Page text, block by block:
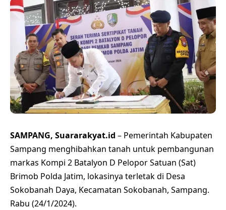
SAMPANG, Suararakyat.id – Pemerintah Kabupaten
Sampang menghibahkan tanah untuk pembangunan
markas Kompi 2 Batalyon D Pelopor Satuan (Sat)
Brimob Polda Jatim, lokasinya terletak di Desa
Sokobanah Daya, Kecamatan Sokobanah, Sampang.
Rabu (24/1/2024).